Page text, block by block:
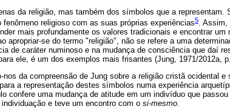
da religião, mas também dos símbolos que a representam.
religioso com as suas próprias experiências5. Assim,
mais profundamente os valores tradicionais e encontrar um
apropriar-se do termo "religião", não se refere a uma
de caráter numinoso e na mudança de consciência que daí
ele, é um dos exemplos mais frisantes (Jung, 1971/2012a,
nos da compreensão de Jung sobre a religião cristã ocidental
a representação destes símbolos numa experiência
confere uma mudança de atitude em um indivíduo que
e teve um encontro com o si-mesmo.